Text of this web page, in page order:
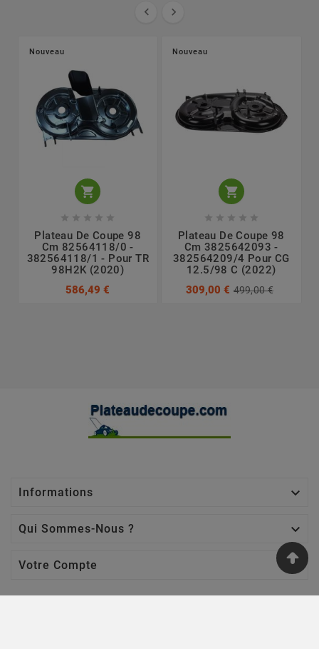
 
Nouveau

    
Plateau De Coupe 98
Cm 82564118/0 -
382564118/1 - Pour TR
98H2K (2020)
586,49 €
Nouveau

    
Plateau De Coupe 98
Cm 3825642093 -
382564209/4 Pour CG
12.5/98 C (2022)
309,00 € 499,00 €
Informations 
Qui Sommes-Nous ? 
Votre Compte 